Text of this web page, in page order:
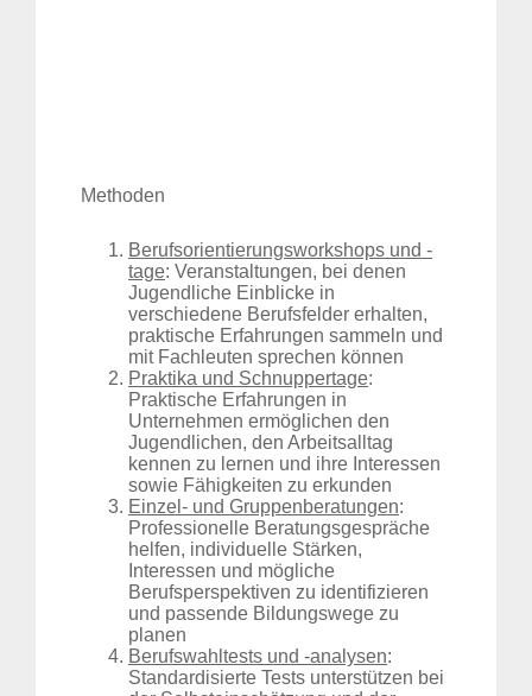
Methoden
Berufsorientierungsworkshops und -
tage: Veranstaltungen, bei denen
Jugendliche Einblicke in
verschiedene Berufsfelder erhalten,
praktische Erfahrungen sammeln und
mit Fachleuten sprechen können
Praktika und Schnuppertage:
Praktische Erfahrungen in
Unternehmen ermöglichen den
Jugendlichen, den Arbeitsalltag
kennen zu lernen und ihre Interessen
sowie Fähigkeiten zu erkunden
Einzel- und Gruppenberatungen:
Professionelle Beratungsgespräche
helfen, individuelle Stärken,
Interessen und mögliche
Berufsperspektiven zu identifizieren
und passende Bildungswege zu
planen
Berufswahltests und -analysen:
Standardisierte Tests unterstützen bei